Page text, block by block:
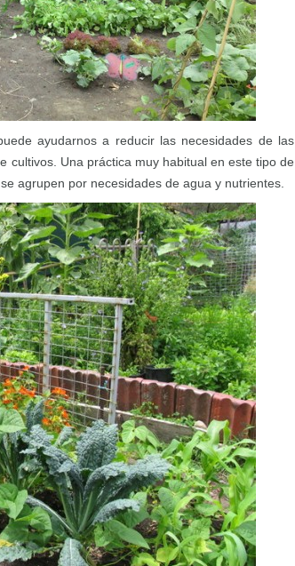
ayudarnos a reducir las necesidades de las
cultivos. Una práctica muy habitual en este tipo de
agrupen por necesidades de agua y nutrientes.